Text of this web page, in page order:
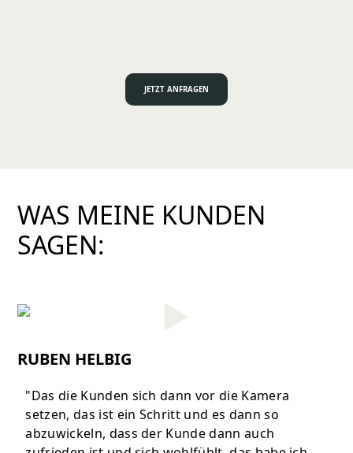
JETZT ANFRAGEN
WAS MEINE KUNDEN
SAGEN:
RUBEN HELBIG
"Das die Kunden sich dann vor die Kamera
setzen, das ist ein Schritt und es dann so
abzuwickeln, dass der Kunde dann auch